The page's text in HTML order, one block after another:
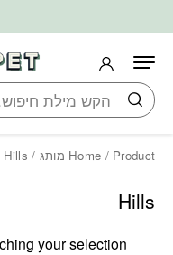
חיפוש
Home / Product מותג / Hills
Hills
your selection.